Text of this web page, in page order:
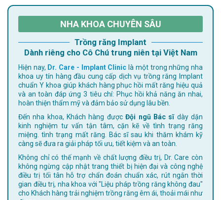
NHA KHOA CHUYÊN SÂU
Trồng răng Implant
Dành riêng cho Cô Chú trung niên tại Việt Nam
Hiện nay, Dr. Care - Implant Clinic là một trong những nha
khoa uy tín hàng đầu cung cấp dịch vụ trồng răng Implant
chuẩn Y khoa giúp khách hàng phục hồi mất răng hiệu quả
và an toàn đáp ứng 3 tiêu chí: Phục hồi khả năng ăn nhai,
hoàn thiện thẩm mỹ và đảm bảo sử dụng lâu bền.
Đến nha khoa, Khách hàng đượcĐội ngũ Bác sĩdày dặn
kinh nghiệm tư vấn tận tâm, cặn kẽ về tình trạng răng
miệng. tình trạng mất răng. Bác sĩ sau khi thăm khám kỹ
càng sẽ đưa ra giải pháp tối ưu, tiết kiệm và an toàn.
Không chỉ có thế mạnh về chất lượng điều trị, Dr. Care còn
không ngừng cập nhật trang thiết bị hiện đại và công nghệ
điều trị tối tân hỗ trợ chẩn đoán chuẩn xác, rút ngắn thời
gian điều trị, nha khoa với "Liệu pháp trồng răng không đau"
cho Khách hàng trải nghiệm trồng răng êm ái, thoải mái như